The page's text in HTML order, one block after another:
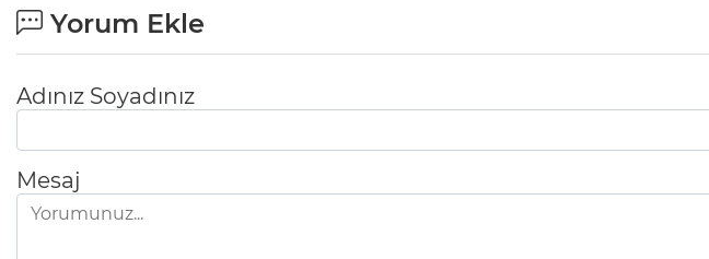
Yorum Ekle
Adınız Soyadınız
Mesaj